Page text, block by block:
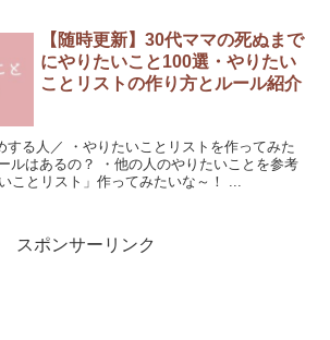
【随時更新】30代ママの死ぬまで
にやりたいこと100選・やりたい
ことリストの作り方とルール紹介
する人／ ・やりたいことリストを作ってみた
ルはあるの？ ・他の人のやりたいことを参考
ことリスト」作ってみたいな～！ ...
スポンサーリンク